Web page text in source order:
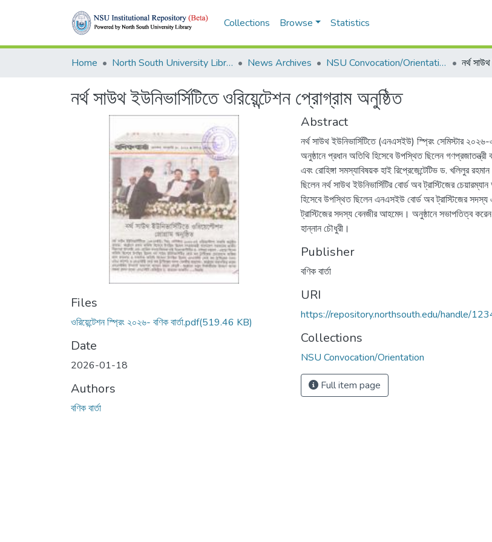
Collections Browse Statistics
Home North South University Library News Archives NSU Convocation/Orientation
নর্থ সাউথ ইউনিভার্সিটিতে ওরিয়েন্টেশন প্রোগ্রাম অনুষ্ঠিত
Files
ওরিয়েন্টেশন স্প্রিং ২০২৬- বণিক বার্তা.pdf(519.46 KB)
Date
2026-01-18
Authors
বণিক বার্তা
Abstract
নর্থ সাউথ ইউনিভার্সিটিতে (এনএসইউ) স্প্রিং সেমিস্টার
অনুষ্ঠানে প্রধান অতিথি হিসেবে উপস্থিত ছিলেন গণপ্রজাতন্ত্রী
এবং রোহিঙ্গা সমস্যাবিষয়ক হাই রিপ্রেজেন্টেটিভ ড. খলিলুর
ছিলেন নর্থ সাউথ ইউনিভার্সিটির বোর্ড অব ট্রাস্টিজের
হিসেবে উপস্থিত ছিলেন এনএসইউ বোর্ড অব ট্রাস্টিজের
ট্রাস্টিজের সদস্য বেনজীর আহমেদ। অনুষ্ঠানে সভাপতিত্ব
হান্নান চৌধুরী।
Publisher
বণিক বার্তা
URI
https://repository.northsouth.edu/handle/
Collections
NSU Convocation/Orientation
Full item page